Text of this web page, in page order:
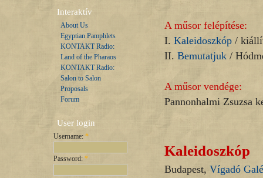
Interaktív
About Us
Egyptian Pamphlets
KONTAKT Radio:
Land of the Pharaos
KONTAKT Radio:
Salon to Salon
Proposals
Forum
User login
Username: *
Password: *
A műsor felépítése:
I. Kaleidoszkóp /
II. Bemutatjuk /
A műsor vendége:
Pannonhalmi Zsuzsa
Kaleidoszkóp
Budapest, Vígadó